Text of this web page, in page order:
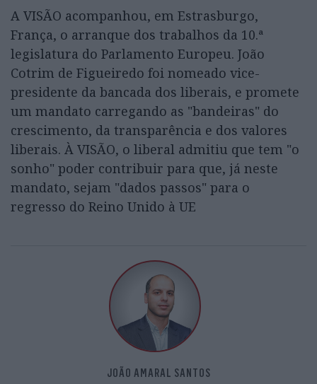
A VISÃO acompanhou, em Estrasburgo,
França, o arranque dos trabalhos da 10.ª
legislatura do Parlamento Europeu. João
Cotrim de Figueiredo foi nomeado vice-
presidente da bancada dos liberais, e promete
um mandato carregando as "bandeiras" do
crescimento, da transparência e dos valores
liberais. À VISÃO, o liberal admitiu que tem "o
sonho" poder contribuir para que, já neste
mandato, sejam "dados passos" para o
regresso do Reino Unido à UE
JOÃO AMARAL SANTOS